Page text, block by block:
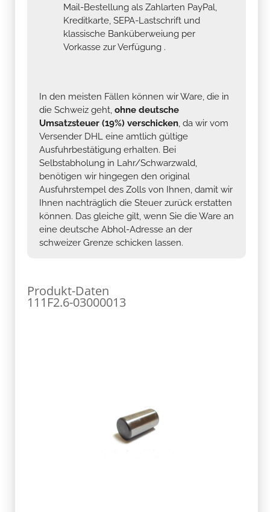
Mail-Bestellung als Zahlarten PayPal,
Kreditkarte, SEPA-Lastschrift und
klassische Banküberweiung per
Vorkasse zur Verfügung .
In den meisten Fällen können wir Ware, die in
die Schweiz geht, ohne deutsche
Umsatzsteuer (19%) verschicken, da wir vom
Versender DHL eine amtlich gültige
Ausfuhrbestätigung erhalten. Bei
Selbstabholung in Lahr/Schwarzwald,
benötigen wir hingegen den original
Ausfuhrstempel des Zolls von Ihnen, damit wir
Ihnen nachträglich die Steuer zurück erstatten
können. Das gleiche gilt, wenn Sie die Ware an
eine deutsche Abhol-Adresse an der
schweizer Grenze schicken lassen.
Produkt-Daten
111F2.6-03000013